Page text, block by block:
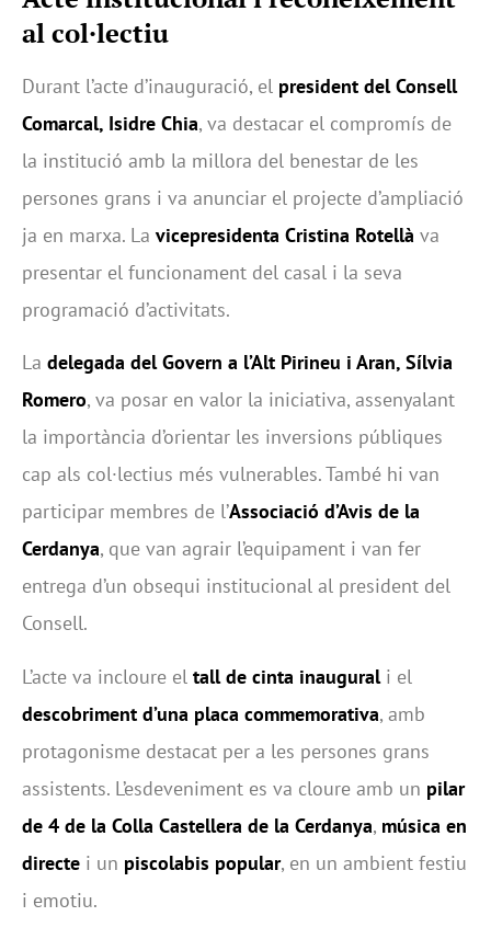
al col·lectiu
Durant l’acte d’inauguració, el president del Consell
Comarcal, Isidre Chia, va destacar el compromís de
la institució amb la millora del benestar de les
persones grans i va anunciar el projecte d’ampliació
ja en marxa. La vicepresidenta Cristina Rotellà va
presentar el funcionament del casal i la seva
programació d’activitats.
La delegada del Govern a l’Alt Pirineu i Aran, Sílvia
Romero, va posar en valor la iniciativa, assenyalant
la importància d’orientar les inversions públiques
cap als col·lectius més vulnerables. També hi van
participar membres de l’Associació d’Avis de la
Cerdanya, que van agrair l’equipament i van fer
entrega d’un obsequi institucional al president del
Consell.
L’acte va incloure el tall de cinta inaugurali el
descobriment d’una placa commemorativa, amb
protagonisme destacat per a les persones grans
assistents. L’esdeveniment es va cloure amb un pilar
de 4 de la Colla Castellera de la Cerdanya, música en
directe i un piscolabis popular, en un ambient festiu
i emotiu.